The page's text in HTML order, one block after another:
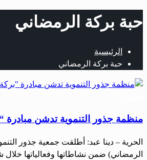
حبة بركة الرمضاني
الرئيسية
حبة بركة الرمضاني
منظمة جذور التنموية تدشن مبادرة
الحرية – دينا عبد: أطلقت جمعية جذور
الرمضاني) ضمن نشاطاتها وفعالياتها